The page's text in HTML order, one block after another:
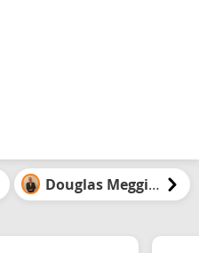
Douglas Meggison